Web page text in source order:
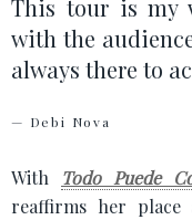
This tour is my
with the
always there to
— Debi Nova
With Todo Puede
reaffirms her